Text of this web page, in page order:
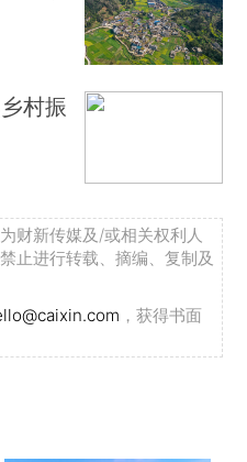
村振
财新传媒及/或相关权利人
止进行转载、摘编、复制及
，获得书面